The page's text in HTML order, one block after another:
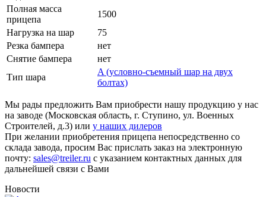
Полная масса
прицепа
1500
Нагрузка на шар
75
Резка бампера
нет
Снятие бампера
нет
Тип шара
A (условно-съемный шар на двух
болтах)
Мы рады предложить Вам приобрести нашу продукцию у нас
на заводе (Московская область, г. Ступино, ул. Военных
Строителей, д.3) или у наших дилеров
При желании приобретения прицепа непосредственно со
склада завода, просим Вас прислать заказ на электронную
почту: sales@treiler.ru с указанием контактных данных для
дальнейшей связи с Вами
Новости